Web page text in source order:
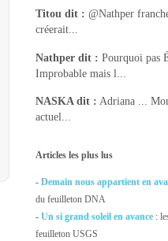
Titou dit : @Nathper
créerait...
Nathper dit : Pourquoi pas
Improbable mais l...
NASKAdit : Adriana ...
actuel...
Articles les plus lus
-Demain nous appartient en
du feuilleton DNA
-Un si grand soleil en avance :
feuilleton USGS